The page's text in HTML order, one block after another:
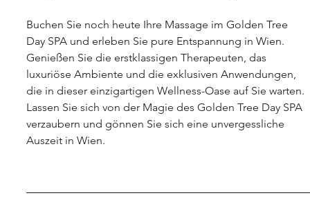
Buchen Sie noch heute Ihre Massage im Golden Tree
Day SPA und erleben Sie pure Entspannung in Wien.
Genießen Sie die erstklassigen Therapeuten, das
luxuriöse Ambiente und die exklusiven Anwendungen,
die in dieser einzigartigen Wellness-Oase auf Sie warten.
Lassen Sie sich von der Magie des Golden Tree Day SPA
verzaubern und gönnen Sie sich eine unvergessliche
Auszeit in Wien.